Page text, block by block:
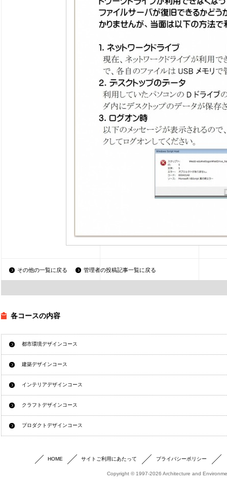
その他の一覧に戻る 管理者の投稿記事一覧に戻る
各コースの内容
都市環境デザインコース
建築デザインコース
インテリアデザインコース
クラフトデザインコース
プロダクトデザインコース
HOME サイトご利用にあたって プライバシーポリシー
Copyright © 1997-2026 Architecture and